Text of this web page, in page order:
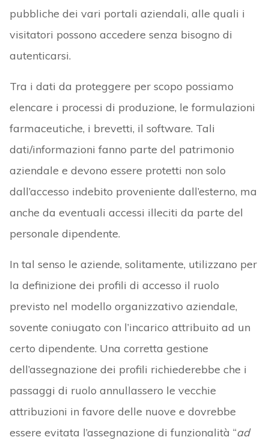
pubbliche dei vari portali aziendali, alle quali i
visitatori possono accedere senza bisogno di
autenticarsi.
Tra i dati da proteggere per scopo possiamo
elencare i processi di produzione, le formulazioni
farmaceutiche, i brevetti, il software. Tali
dati/informazioni fanno parte del patrimonio
aziendale e devono essere protetti non solo
dall’accesso indebito proveniente dall’esterno, ma
anche da eventuali accessi illeciti da parte del
personale dipendente.
In tal senso le aziende, solitamente, utilizzano per
la definizione dei profili di accesso il ruolo
previsto nel modello organizzativo aziendale,
sovente coniugato con l’incarico attribuito ad un
certo dipendente. Una corretta gestione
dell’assegnazione dei profili richiederebbe che i
passaggi di ruolo annullassero le vecchie
attribuzioni in favore delle nuove e dovrebbe
essere evitata l’assegnazione di funzionalità “ad